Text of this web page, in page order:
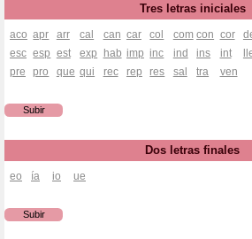
Tres letras iniciales
aco apr arr cal can car col com con cor
esc esp est exp hab imp inc ind ins int
pre
pro que qui rec rep res sal tra ven
Subir
Dos letras finales
eo ía io ue
Subir